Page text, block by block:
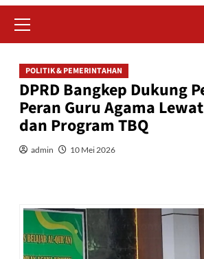
Menu
POLITIK & PEMERINTAHAN
DPRD Bangkep Dukung
Peran Guru Agama
dan Program TBQ
admin 10 Mei 2026